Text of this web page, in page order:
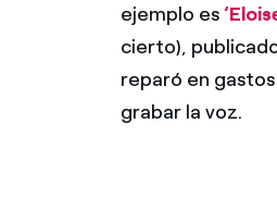
ejemplo es
cierto),
reparó en
grabar la voz.